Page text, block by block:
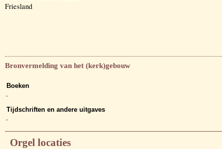
Friesland
Bronvermelding van het (kerk)gebouw
Boeken
-
Tijdschriften en andere uitgaves
-
Orgel locaties